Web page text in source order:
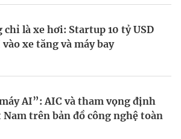
chỉ là xe hơi: Startup 10 tỷ USD
vào xe tăng và máy bay
AI”: AIC và tham vọng định
trên bản đồ công nghệ toàn
gia nhập lĩnh vực AI với dự án
xây đế chế AI: Chiến lược táo
CoreWeave
nhân Ukraine biến ứng dụng học
thành hiện tượng toàn cầu
IBM dồn toàn lực vào máy tính